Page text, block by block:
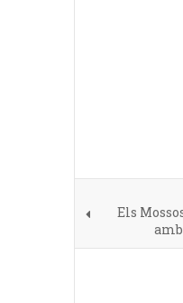
Els